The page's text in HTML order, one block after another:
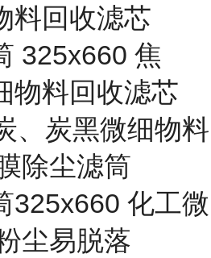
料回收滤芯
325x660 焦
物料回收滤芯
、炭黑微细物料
除尘滤筒
325x660 化工微
尘易脱落